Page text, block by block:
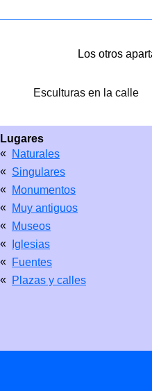
Los otros
Esculturas en la calle
Lugares
« Naturales
« Singulares
« Monumentos
« Muy antiguos
« Museos
«
Iglesias
« Fuentes
« Plazas y calles